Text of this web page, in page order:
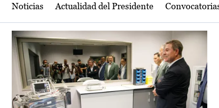
Noticias Actualidad del Presidente